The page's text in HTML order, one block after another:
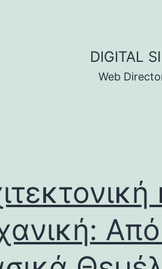
DIGITAL
Web